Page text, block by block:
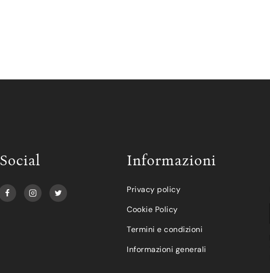
Social Informazioni
Privacy policy
Cookie Policy
Termini e condizioni
Informazioni generali